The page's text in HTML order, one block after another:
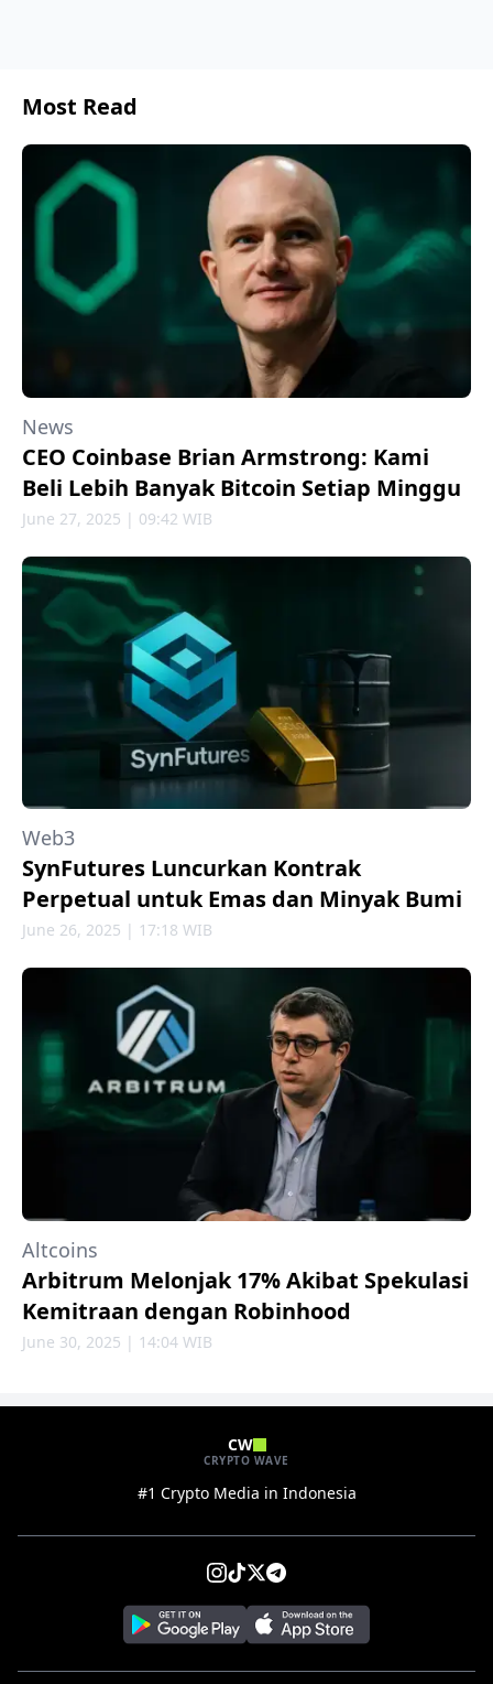
Most Read
News
CEO Coinbase Brian Armstrong: Kami
Beli Lebih Banyak Bitcoin Setiap Minggu
June 27, 2025 | 09:42 WIB
Web3
SynFutures Luncurkan Kontrak
Perpetual untuk Emas dan Minyak Bumi
June 26, 2025 | 17:18 WIB
Altcoins
Arbitrum Melonjak 17% Akibat Spekulasi
Kemitraan dengan Robinhood
June 30, 2025 | 14:04 WIB
CW
CRYPTO WAVE
#1 Crypto Media in Indonesia